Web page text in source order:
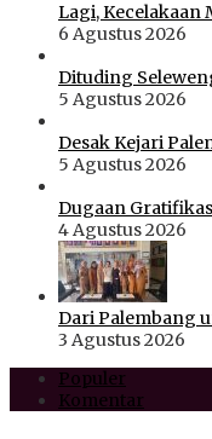
Lagi, Kecelakaan
6 Agustus 2026
Dituding
5 Agustus 2026
Desak Kejari
5 Agustus 2026
Dugaan
4 Agustus 2026
Dari Palembang
3 Agustus 2026
Populer
Komentar